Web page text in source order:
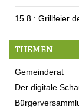
15.8.: Grillfeier
THEMEN
Gemeinderat
Der digitale